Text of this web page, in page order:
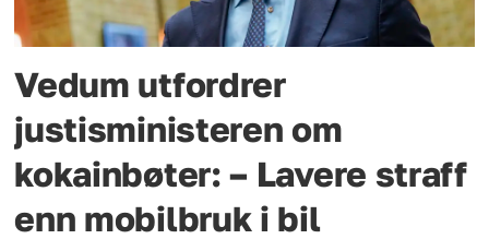
Vedum utfordrer
justisministeren om
kokainbøter: – Lavere straff
enn mobilbruk i bil